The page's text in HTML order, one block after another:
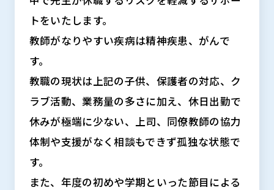
トをいたします。
教師がなりやすい疾病は精神疾患、がんで
す。
教職の現状は上記の子供、保護者の対応、ク
ラブ活動、業務量の多さに加え、休日出勤で
休みが極端に少ない、上司、同僚教師の協力
体制や支援がなく相談もできず孤独な状態で
す。
また、年度の初めや学期といった節目による